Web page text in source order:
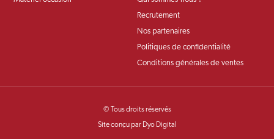
Recrutement
Nos partenaires
Politiques de confidentialité
Conditions générales de ventes
© Tous droits réservés
Site conçu par Dyo Digital